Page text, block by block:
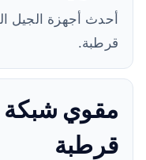
أحدث أجهزة الجيل
قرطبة.
مقوي شبكة
قرطبة